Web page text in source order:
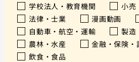
学校法人・教育機関
小売
法律・士業
漫画動画
自動車・航空・運輸
製造
農林・水産
金融・保険・
飲食・食品